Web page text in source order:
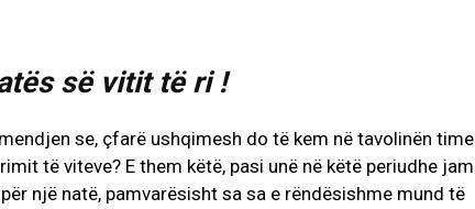
së vitit të ri !
se, çfarë ushqimesh do të kem në tavolinën time
të viteve? E them këtë, pasi unë në këtë periudhe jam
një natë, pamvarësisht sa sa e rëndësishme mund të